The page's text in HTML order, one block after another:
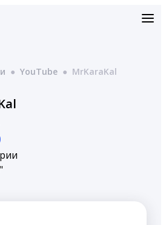
● YouTube ● MrKaraKal